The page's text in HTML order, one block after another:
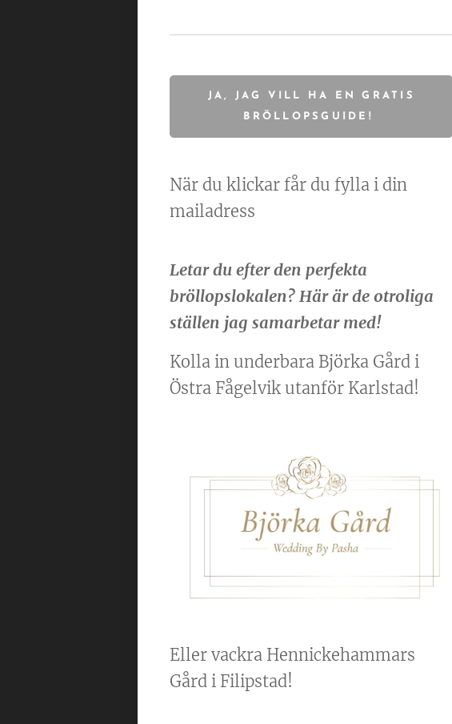
JA, JAG VILL HA EN GRATIS
BRÖLLOPSGUIDE!
När du klickar får du fylla i din
mailadress
Letar du efter den perfekta
bröllopslokalen? Här är de otroliga
ställen jag samarbetar med!
Kolla in underbara Björka Gård i
Östra Fågelvik utanför Karlstad!
Eller vackra Hennickehammars
Gård i Filipstad!